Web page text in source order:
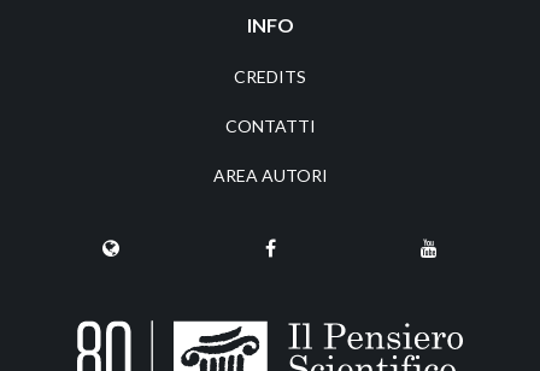
INFO
CREDITS
CONTATTI
AREA AUTORI